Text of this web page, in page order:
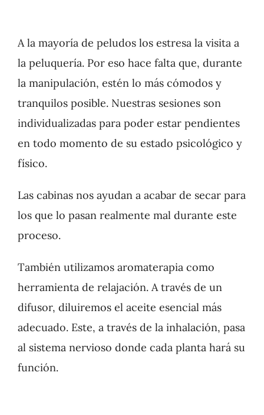
A la mayoría de peludos los estresa la visita a
la peluquería. Por eso hace falta que, durante
la manipulación, estén lo más cómodos y
tranquilos posible. Nuestras sesiones son
individualizadas para poder estar pendientes
en todo momento de su estado psicológico y
físico.
Las cabinas nos ayudan a acabar de secar para
los que lo pasan realmente mal durante este
proceso.
También utilizamos aromaterapia como
herramienta de relajación. A través de un
difusor, diluiremos el aceite esencial más
adecuado. Este, a través de la inhalación, pasa
al sistema nervioso donde cada planta hará su
función.